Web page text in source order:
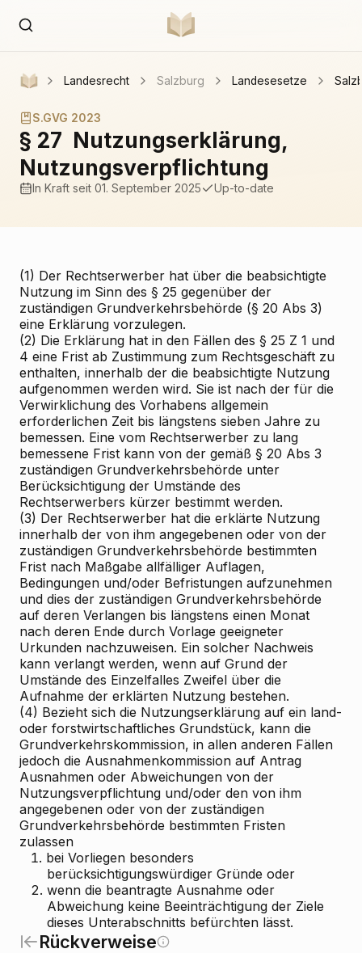
Landesrecht Salzburg Landesesetze
S.GVG 2023
§ 27 Nutzungserklärung,
Nutzungsverpflichtung
In Kraft seit 01. September 2025 Up-to-date
(1) Der Rechtserwerber hat über die beabsichtigte
Nutzung im Sinn des § 25 gegenüber der
zuständigen Grundverkehrsbehörde (§ 20 Abs 3)
eine Erklärung vorzulegen.
(2) Die Erklärung hat in den Fällen des § 25 Z 1 und
4 eine Frist ab Zustimmung zum Rechtsgeschäft zu
enthalten, innerhalb der die beabsichtigte Nutzung
aufgenommen werden wird. Sie ist nach der für die
Verwirklichung des Vorhabens allgemein
erforderlichen Zeit bis längstens sieben Jahre zu
bemessen. Eine vom Rechtserwerber zu lang
bemessene Frist kann von der gemäß § 20 Abs 3
zuständigen Grundverkehrsbehörde unter
Berücksichtigung der Umstände des
Rechtserwerbers kürzer bestimmt werden.
(3) Der Rechtserwerber hat die erklärte Nutzung
innerhalb der von ihm angegebenen oder von der
zuständigen Grundverkehrsbehörde bestimmten
Frist nach Maßgabe allfälliger Auflagen,
Bedingungen und/oder Befristungen aufzunehmen
und dies der zuständigen Grundverkehrsbehörde
auf deren Verlangen bis längstens einen Monat
nach deren Ende durch Vorlage geeigneter
Urkunden nachzuweisen. Ein solcher Nachweis
kann verlangt werden, wenn auf Grund der
Umstände des Einzelfalles Zweifel über die
Aufnahme der erklärten Nutzung bestehen.
(4) Bezieht sich die Nutzungserklärung auf ein land-
oder forstwirtschaftliches Grundstück, kann die
Grundverkehrskommission, in allen anderen Fällen
jedoch die Ausnahmenkommission auf Antrag
Ausnahmen oder Abweichungen von der
Nutzungsverpflichtung und/oder den von ihm
angegebenen oder von der zuständigen
Grundverkehrsbehörde bestimmten Fristen
zulassen
1. bei Vorliegen besonders
berücksichtigungswürdiger Gründe oder
2. wenn die beantragte Ausnahme oder
Abweichung keine Beeinträchtigung der Ziele
dieses Unterabschnitts befürchten lässt.
Rückverweise